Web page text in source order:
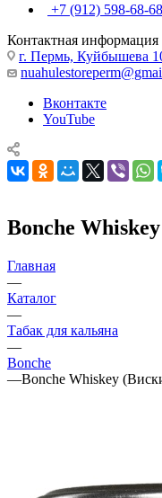
+7 (912) 598-68-68
Контактная информация
г. Пермь, Куйбышева
Вконтакте
YouTube
Bonche
Главная
—
Каталог
—
Табак для кальяна
—
Bonche
—Bonche Whiskey